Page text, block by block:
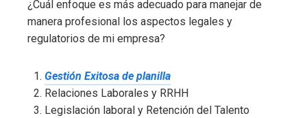
¿Cuál enfoque es más adecuado para manejar de
manera profesional los aspectos legales y
regulatorios de mi empresa?
Gestión Exitosa de planilla
Relaciones Laborales y RRHH
Legislación laboral y Retención del Talento